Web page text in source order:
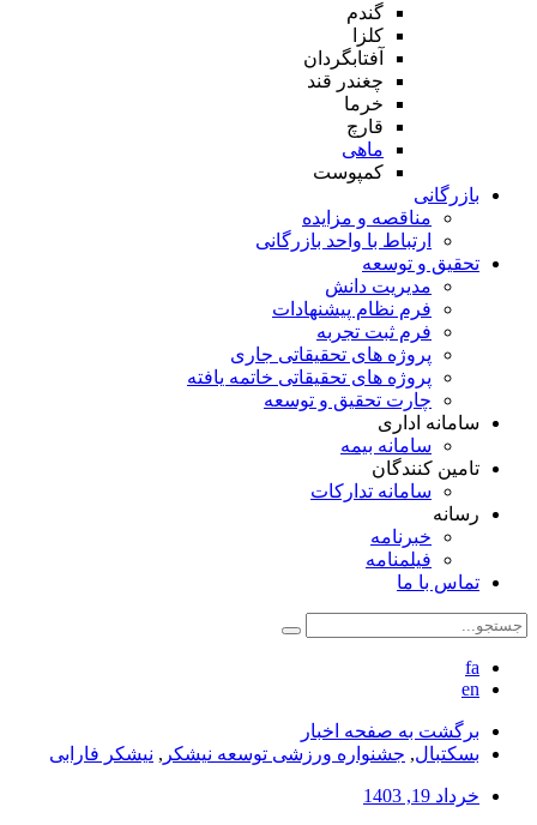
گندم
کلزا
آفتابگردان
چغندر قند
خرما
قارچ
ماهی
کمپوست
بازرگانی
مناقصه و مزایده
ارتباط با واحد بازرگانی
تحقیق و توسعه
مدیریت دانش
فرم نظام پیشنهادات
فرم ثبت تجربه
پروژه های تحقیقاتی جاری
پروژه های تحقیقاتی خاتمه یافته
چارت تحقیق و توسعه
سامانه اداری
سامانه بیمه
تامین کنندگان
سامانه تدارکات
رسانه
خبرنامه
فیلمنامه
تماس با ما
fa
en
برگشت به صفحه اخبار
بسکتبال, جشنواره ورزشی توسعه نیشکر , نیشکر فارابی
خرداد 19, 1403